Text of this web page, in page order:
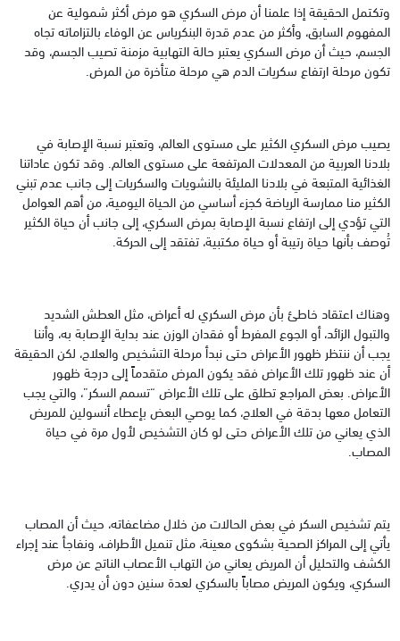
وتكتمل الحقيقة إذا علمنا أن مرض السكري هو مرض أكثر شمولية عن
المفهوم السابق، وأكثر من عدم قدرة البنكرياس عن الوفاء بالتزاماته تجاه
الجسم، حيث أن مرض السكري يعتبر حالة التهابية مزمنة تصيب الجسم، وقد
تكون مرحلة ارتفاع سكريات الدم هي مرحلة متأخرة من المرض.
يصيب مرض السكري الكثير على مستوى العالم، وتعتبر نسبة الإصابة في
بلادنا العربية من المعدلات المرتفعة على مستوى العالم. وقد تكون عاداتنا
الغذائية المتبعة في بلادنا المليئة بالنشويات والسكريات إلى جانب عدم تبني
الكثير منا ممارسة الرياضة كجزء أساسي من الحياة اليومية، من أهم العوامل
التي تؤدي إلى ارتفاع نسبة الإصابة بمرض السكري، إلى جانب أن حياة الكثير
تُوصف بأنها حياة رتيبة أو حياة مكتبية، تفتقد إلى الحركة.
وهناك اعتقاد خاطئ بأن مرض السكري له أعراض، مثل العطش الشديد
والتبول الزائد، أو الجوع المفرط أو فقدان الوزن عند بداية الإصابة به، وأننا
يجب أن ننتظر ظهور الأعراض حتى نبدأ مرحلة التشخيص والعلاج، لكن الحقيقة
أن عند ظهور تلك الأعراض فقد يكون المرض متقدماً إلى درجة ظهور
الأعراض. بعض المراجع تطلق على تلك الأعراض “تسمم السكر”، والتي يجب
التعامل معها بدقة في العلاج، كما يوصي البعض بإعطاء أنسولين للمريض
الذي يعاني من تلك الأعراض حتى لو كان التشخيص لأول مرة في حياة
المصاب.
يتم تشخيص السكر في بعض الحالات من خلال مضاعفاته، حيث أن المصاب
يأتي إلى المراكز الصحية بشكوى معينة، مثل تنميل الأطراف، ونفاجأ عند إجراء
الكشف والتحليل أن المريض يعاني من التهاب الأعصاب الناتج عن مرض
السكري، ويكون المريض مصاباً بالسكري لعدة سنين دون أن يدري.